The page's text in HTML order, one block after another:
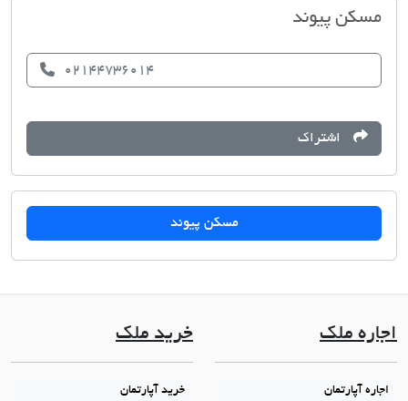
مسکن پیوند
02144736014
اشتراک
مسکن پیوند
اجاره ملک
اجاره آپارتمان
خرید ملک
خرید آپارتمان